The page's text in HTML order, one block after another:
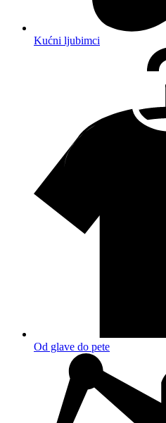
Kućni ljubimci
Od glave do pete